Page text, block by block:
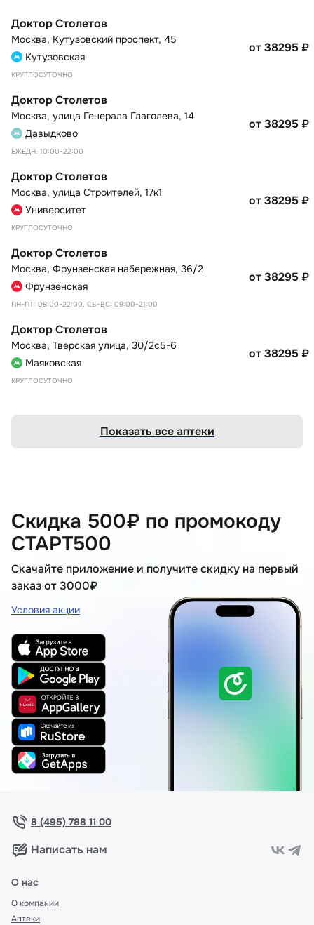
Доктор Столетов
Москва, Кутузовский проспект, 45
Кутузовская
КРУГЛОСУТОЧНО
от 38295 ₽
Доктор Столетов
Москва, улица Генерала Глаголева, 14
Давыдково
ЕЖЕДН. 10:00-22:00
от 38295 ₽
Доктор Столетов
Москва, улица Строителей, 17к1
Университет
КРУГЛОСУТОЧНО
от 38295 ₽
Доктор Столетов
Москва, Фрунзенская набережная, 36/2
Фрунзенская
ПН-ПТ: 08:00-22:00, СБ-ВС: 09:00-21:00
от 38295 ₽
Доктор Столетов
Москва, Тверская улица, 30/2с5-6
Маяковская
КРУГЛОСУТОЧНО
от 38295 ₽
Показать все аптеки
Скидка 500₽ по промокоду
СТАРТ500
Скачайте приложение и получите скидку на первый
заказ от 3000₽
Условия акции
8 (495) 788 11 00
Написать нам
О нас
О компании
Аптеки